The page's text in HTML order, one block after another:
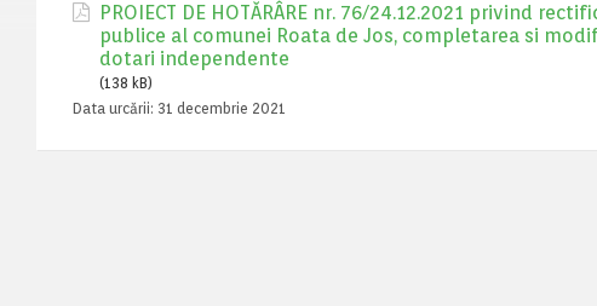
PROIECT DE HOTĂRÂRE nr. 76/24.12.2021 privind
publice al comunei Roata de Jos, completarea si
dotari independente
(138 kB)
Data urcării: 31 decembrie 2021